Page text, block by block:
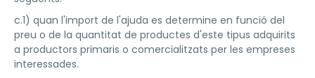
c.1) quan l'import de l'ajuda es determine en funció del
preu o de la quantitat de productes d'este tipus adquirits
a productors primaris o comercialitzats per les empreses
interessades.